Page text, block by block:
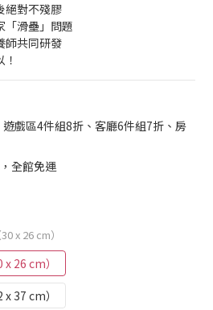
絕對不殘膠
家「滑壘」問題
師共同研發
戲區4件組8折、客廳6件組7折、房
全館免運
x 26 cm）
26 cm）
37 cm）